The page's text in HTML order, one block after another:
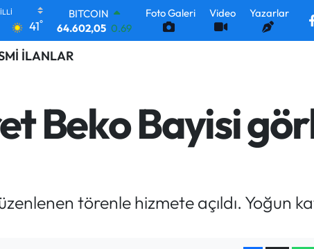
41°
DOLAR
47,5986 0.06
EURO
55,0700
6513.94
0.32
BİST100
Foto Galeri Video Yazarlar
İLANLAR
Beko Bayisi
törenle hizmete açıldı. Yoğun